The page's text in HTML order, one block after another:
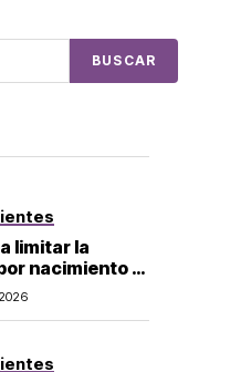
BUSCAR
limitar la
nacimiento y
parto» en EU;